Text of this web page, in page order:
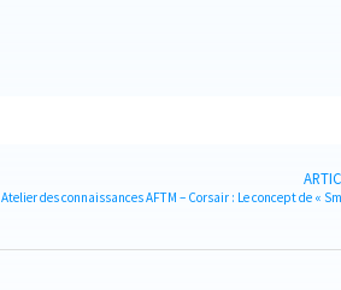
Atelier des connaissances AFTM – Corsair : Le concept de «